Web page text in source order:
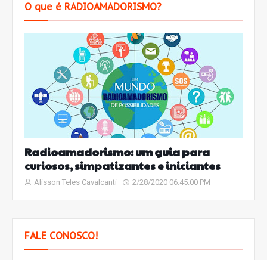
O que é RADIOAMADORISMO?
Radioamadorismo: um guia para
curiosos, simpatizantes e iniciantes
Alisson Teles Cavalcanti 2/28/2020 06:45:00 PM
FALE CONOSCO!